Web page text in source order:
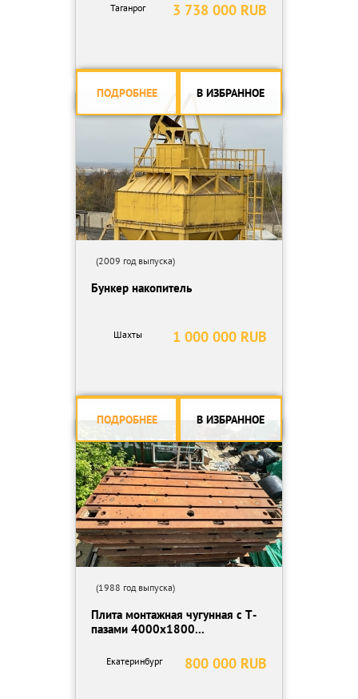
3 738 000 RUB
Таганрог
ПОДРОБНЕЕ В ИЗБРАННОЕ
(2009 год выпуска)
Бункер накопитель
1 000 000 RUB
Шахты
ПОДРОБНЕЕ В ИЗБРАННОЕ
(1988 год выпуска)
Плита монтажная чугунная с Т-
пазами 4000х1800...
800 000 RUB
Екатеринбург